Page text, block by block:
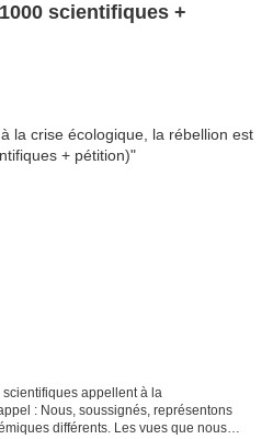
scientifiques +
appellent à la
: Nous, soussignés, représentons
différents. Les vues que nous